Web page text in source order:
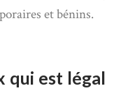
et bénins.
qui est légal